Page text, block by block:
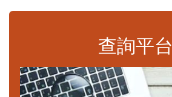
查詢平台